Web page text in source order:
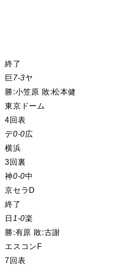
終了
巨7-3ヤ
勝:小笠原 敗:松本健
東京ドーム
4回表
デ0-0広
横浜
3回裏
神0-0中
京セラD
終了
日 1-0楽
勝:有原 敗:古謝
エスコンF
7回表